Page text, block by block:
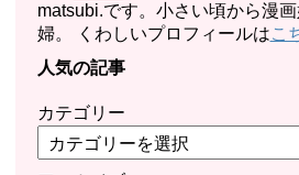
matsubi.です。小さい頃から漫
婦。 くわしいプロフィールはこ
人気の記事
カテゴリー